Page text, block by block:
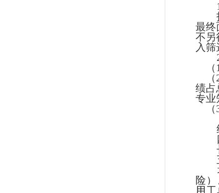
最终
不另
入
（
（
绩占
专业
（
险
用